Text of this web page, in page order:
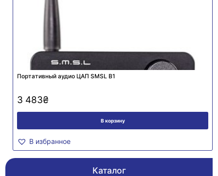
Портативный аудио ЦАП SMSL B1
3 483₴
В корзину
В избранное
Каталог